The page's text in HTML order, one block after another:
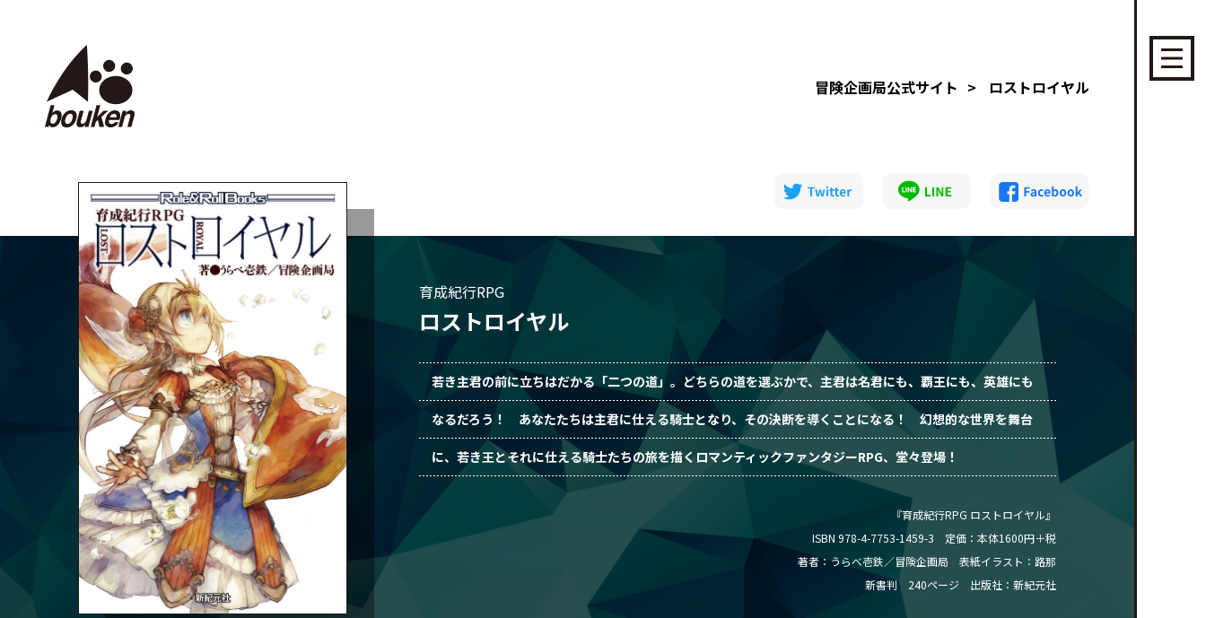
冒険企画局公式サイト > ロストロイヤル
育成紀行RPG
ロストロイヤル
若き主君の前に立ちはだかる「二つの道」。どちらの道を選ぶかで、主君は名君にも、覇王にも、英雄にも
なるだろう！ あなたたちは主君に仕える騎士となり、その決断を導くことになる！ 幻想的な世界を舞台
に、若き王とそれに仕える騎士たちの旅を描くロマンティックファンタジーRPG、堂々登場！
『育成紀行RPG ロストロイヤル』
ISBN 978-4-7753-1459-3 定価：本体1600円＋税
著者：うらべ壱鉄／冒険企画局 表紙イラスト：路那
新書判 240ページ 出版社：新紀元社